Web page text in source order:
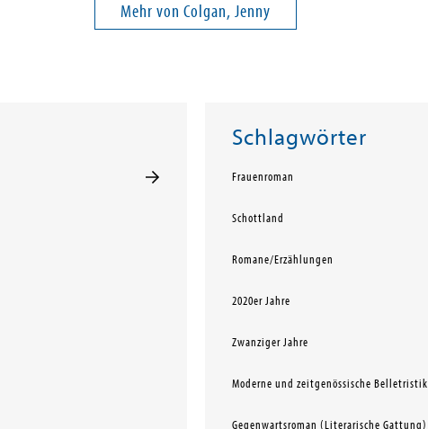
Mehr von Colgan, Jenny
Schlagwörter
Frauenroman
Schottland
Romane/Erzählungen
2020er Jahre
Zwanziger Jahre
Moderne und zeitgenössische Belletristik
Gegenwartsroman (Literarische Gattung)